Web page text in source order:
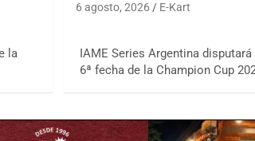
la
6 agosto, 2026 E-Kart
IAME Series Argentina
6ª fecha de la Champion Cup